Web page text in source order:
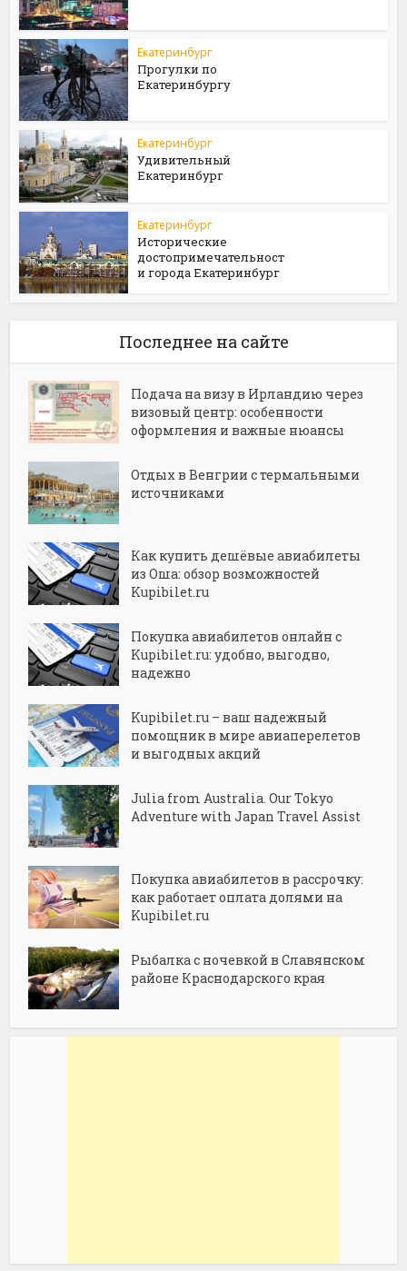
Екатеринбург
Прогулки по
Екатеринбургу
Екатеринбург
Удивительный
Екатеринбург
Екатеринбург
Исторические
достопримечательност
и города Екатеринбург
Последнее на сайте
Подача на визу в Ирландию через
визовый центр: особенности
оформления и важные нюансы
Отдых в Венгрии с термальными
источниками
Как купить дешёвые авиабилеты
из Оша: обзор возможностей
Kupibilet.ru
Покупка авиабилетов онлайн с
Kupibilet.ru: удобно, выгодно,
надежно
Kupibilet.ru – ваш надежный
помощник в мире авиаперелетов
и выгодных акций
Julia from Australia. Our Tokyo
Adventure with Japan Travel Assist
Покупка авиабилетов в рассрочку:
как работает оплата долями на
Kupibilet.ru
Рыбалка с ночевкой в Славянском
районе Краснодарского края